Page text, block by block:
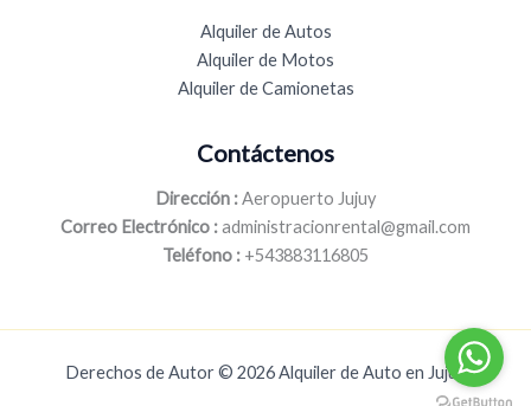
Alquiler de Autos
Alquiler de Motos
Alquiler de Camionetas
Contáctenos
Dirección :Aeropuerto Jujuy
Correo Electrónico :administracionrental@gmail.com
Teléfono : +543883116805
Derechos de Autor © 2026 Alquiler de Auto en Jujuy